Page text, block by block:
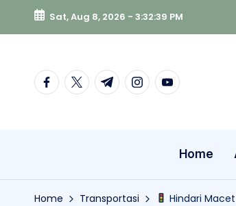
Skip
content
Sat, Aug 8, 2026 - 3:32:40 PM
facebook.com
twitter.com
t.me instagram.com
youtube.com
Home
Home Transportasi Hindari